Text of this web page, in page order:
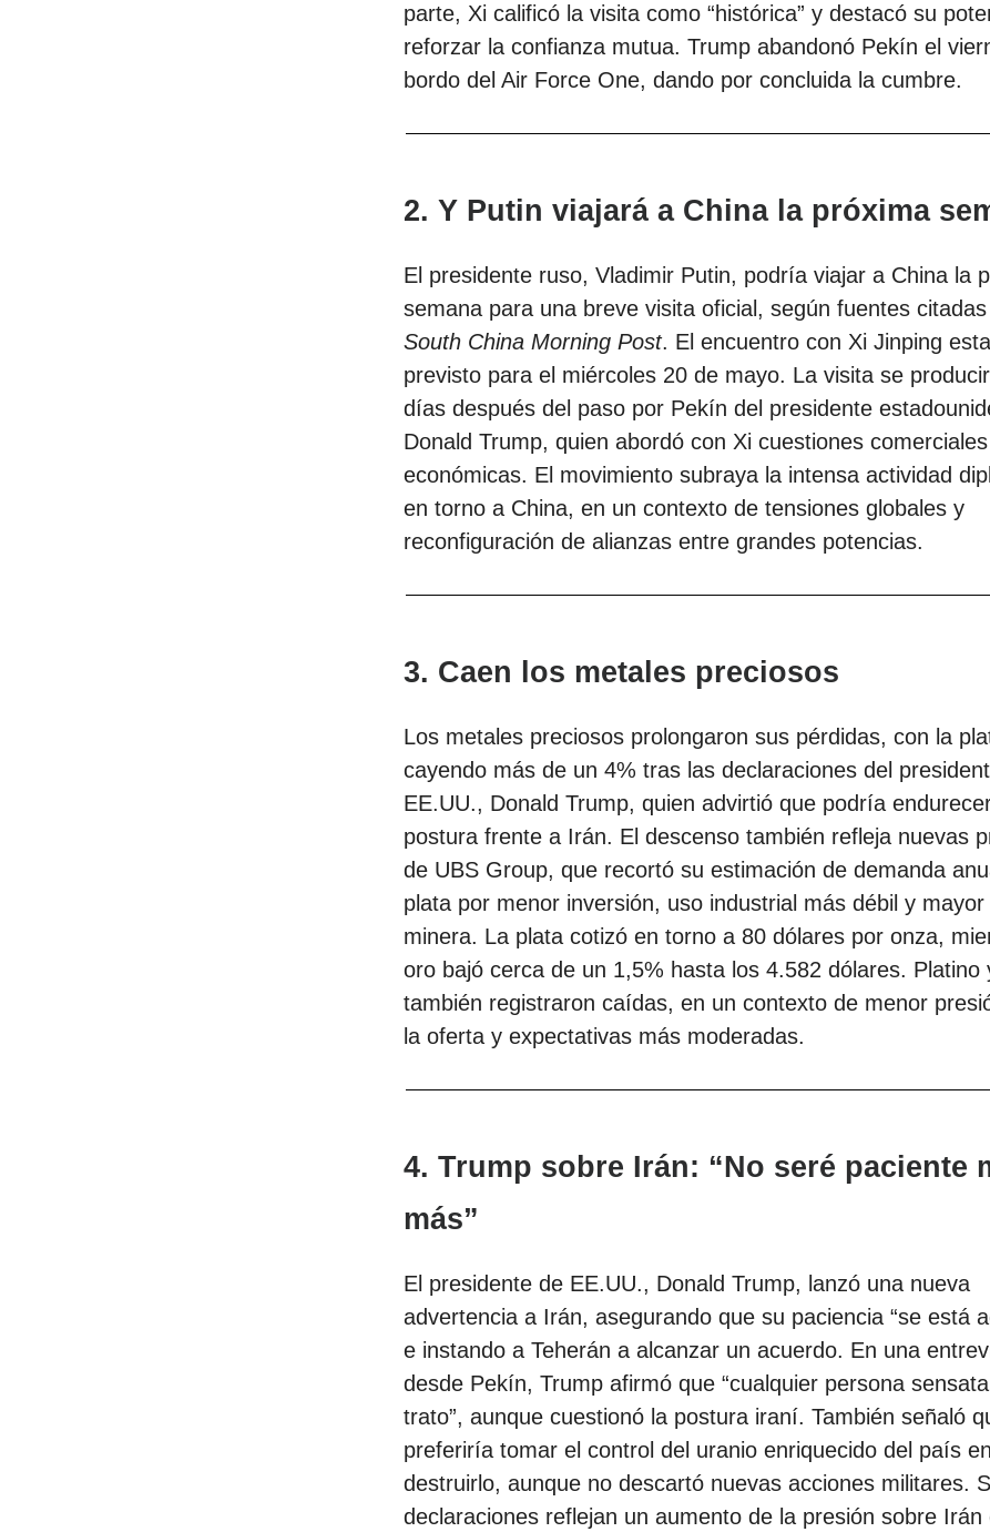
parte, Xi calificó la visita como “histórica” y destacó su
reforzar la confianza mutua. Trump abandonó Pekín el
bordo del Air Force One, dando por concluida la cumbre.
2. Y Putin viajará a China la próxima
El presidente ruso, Vladimir Putin, podría viajar a China la
semana para una breve visita oficial, según fuentes citadas
South China Morning Post. El encuentro con Xi Jinping
previsto para el miércoles 20 de mayo. La visita se
días después del paso por Pekín del presidente
Donald Trump, quien abordó con Xi cuestiones
económicas. El movimiento subraya la intensa actividad
en torno a China, en un contexto de tensiones globales y
reconfiguración de alianzas entre grandes potencias.
3. Caen los metales preciosos
Los metales preciosos prolongaron sus pérdidas, con la
cayendo más de un 4% tras las declaraciones del
EE.UU., Donald Trump, quien advirtió que podría
postura frente a Irán. El descenso también refleja nuevas
de UBS Group, que recortó su estimación de demanda
plata por menor inversión, uso industrial más débil y
minera. La plata cotizó en torno a 80 dólares por onza,
oro bajó cerca de un 1,5% hasta los 4.582 dólares. Platino
también registraron caídas, en un contexto de menor
la oferta y expectativas más moderadas.
4. Trump sobre Irán: “No seré paciente
más”
El presidente de EE.UU., Donald Trump, lanzó una nueva
advertencia a Irán, asegurando que su paciencia “se está
e instando a Teherán a alcanzar un acuerdo. En una
desde Pekín, Trump afirmó que “cualquier persona
trato”, aunque cuestionó la postura iraní. También señaló
preferiría tomar el control del uranio enriquecido del país
destruirlo, aunque no descartó nuevas acciones militares.
declaraciones reflejan un aumento de la presión sobre Irán